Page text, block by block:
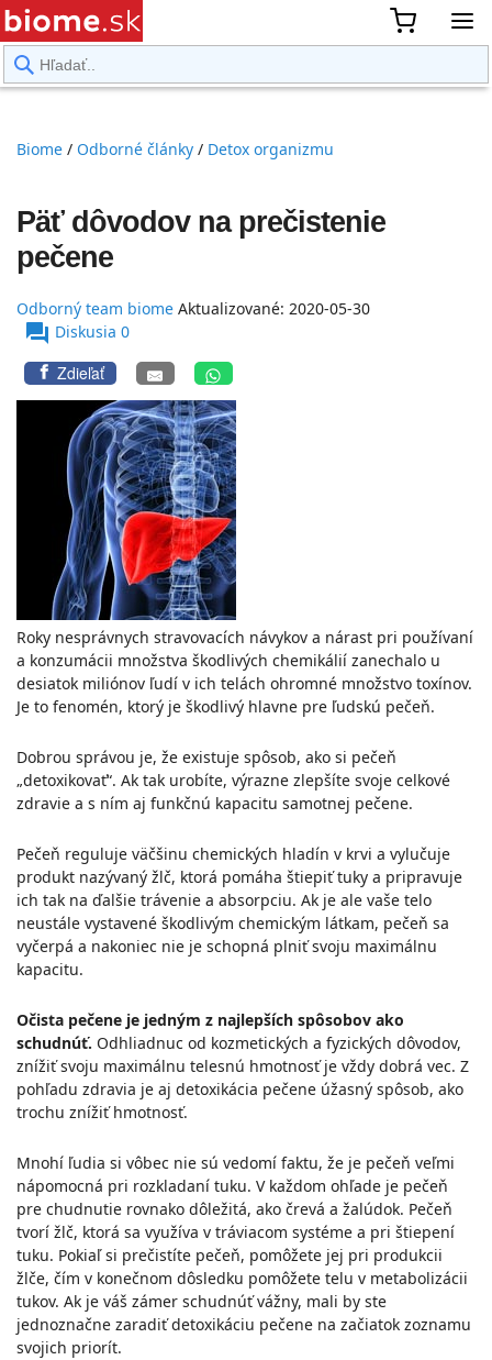
Biome / Odborné články / Detox organizmu
Päť dôvodov na prečistenie
pečene
Odborný team biome Aktualizované: 2020-05-30
forum Diskusia 0
Zdieľať
Roky nesprávnych stravovacích návykov a nárast pri používaní
a konzumácii množstva škodlivých chemikálií zanechalo u
desiatok miliónov ľudí v ich telách ohromné množstvo toxínov.
Je to fenomén, ktorý je škodlivý hlavne pre ľudskú pečeň.
Dobrou správou je, že existuje spôsob, ako si pečeň
„detoxikovať“. Ak tak urobíte, výrazne zlepšíte svoje celkové
zdravie a s ním aj funkčnú kapacitu samotnej pečene.
Pečeň reguluje väčšinu chemických hladín v krvi a vylučuje
produkt nazývaný žlč, ktorá pomáha štiepiť tuky a pripravuje
ich tak na ďalšie trávenie a absorpciu. Ak je ale vaše telo
neustále vystavené škodlivým chemickým látkam, pečeň sa
vyčerpá a nakoniec nie je schopná plniť svoju maximálnu
kapacitu.
Očista pečene je jedným z najlepších spôsobov ako
schudnúť. Odhliadnuc od kozmetických a fyzických dôvodov,
znížiť svoju maximálnu telesnú hmotnosť je vždy dobrá vec. Z
pohľadu zdravia je aj detoxikácia pečene úžasný spôsob, ako
trochu znížiť hmotnosť.
Mnohí ľudia si vôbec nie sú vedomí faktu, že je pečeň veľmi
nápomocná pri rozkladaní tuku. V každom ohľade je pečeň
pre chudnutie rovnako dôležitá, ako črevá a žalúdok. Pečeň
tvorí žlč, ktorá sa využíva v tráviacom systéme a pri štiepení
tuku. Pokiaľ si prečistíte pečeň, pomôžete jej pri produkcii
žlče, čím v konečnom dôsledku pomôžete telu v metabolizácii
tukov. Ak je váš zámer schudnúť vážny, mali by ste
jednoznačne zaradiť detoxikáciu pečene na začiatok zoznamu
svojich priorít.